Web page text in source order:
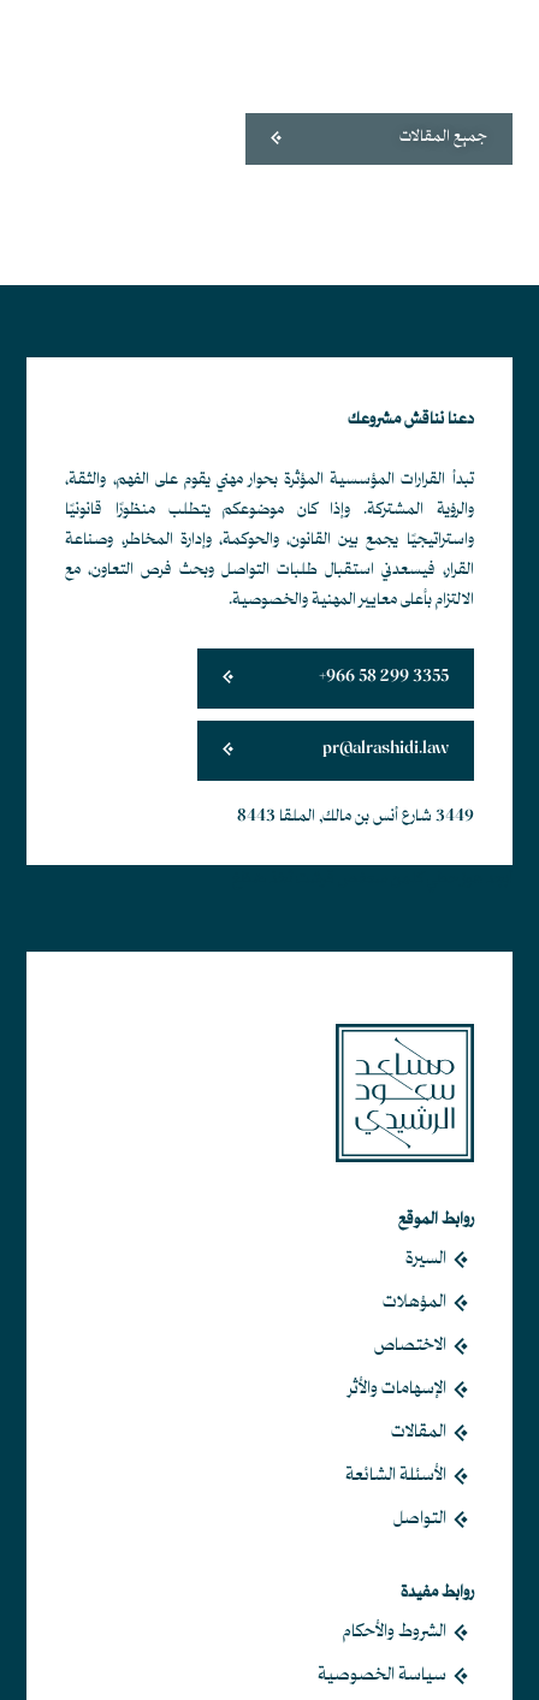
جميع المقالات
دعنا نناقش مشروعك
تبدأ القرارات المؤسسية المؤثرة بحوار مهني يقوم على الفهم، والثقة،
والرؤية المشتركة. وإذا كان موضوعكم يتطلب منظورًا قانونيًا
واستراتيجيًا يجمع بين القانون، والحوكمة، وإدارة المخاطر، وصناعة
القرار، فيسعدني استقبال طلبات التواصل وبحث فرص التعاون، مع
الالتزام بأعلى معايير المهنية والخصوصية.
+966 58 299 3355
pr@alrashidi.law
3449 شارع أنس بن مالك, الملقا 8443
روابط الموقع
السيرة
المؤهلات
الاختصاص
الإسهامات والأثر
المقالات
الأسئلة الشائعة
التواصل
روابط مفيدة
الشروط والأحكام
سياسة الخصوصية